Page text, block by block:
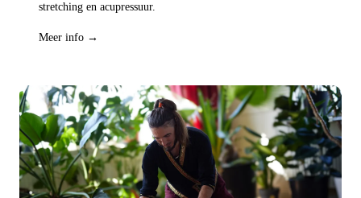
stretching en acupressuur.
Meer info →